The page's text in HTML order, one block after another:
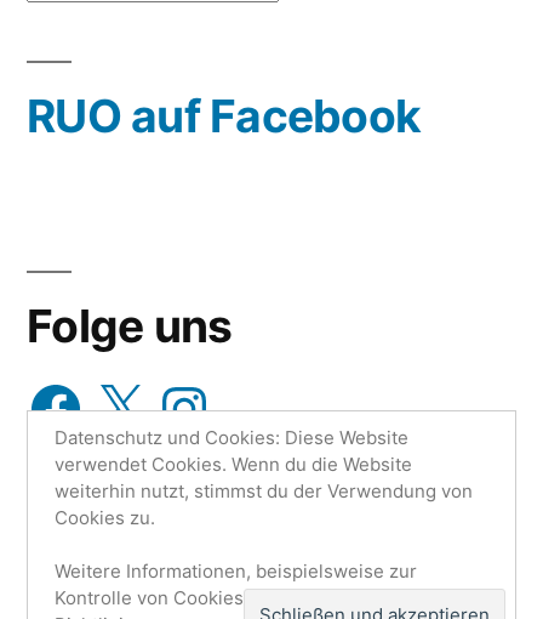
aus…
RUO auf Facebook
Folge uns
Facebook
X Instagram
Research Unit One | Ruo.de,Mit Stolz präsentiert von
WordPress.
Datenschutzerklärung Impressum
Datenschutz und Cookies: Diese Website
verwendet Cookies. Wenn du die Website
weiterhin nutzt, stimmst du der Verwendung von
Cookies zu.
Weitere Informationen, beispielsweise zur
Kontrolle von Cookies, findest du hier: